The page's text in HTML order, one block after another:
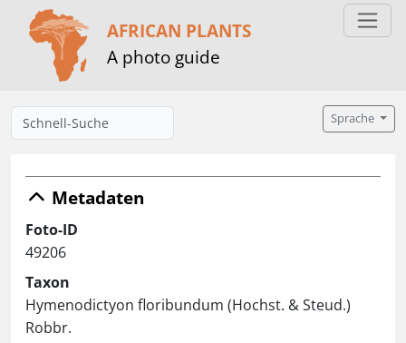
AFRICAN PLANTS
A photo guide
Sprache
Metadaten
Foto-ID
49206
Taxon
Hymenodictyon floribundum (Hochst. & Steud.)
Robbr.